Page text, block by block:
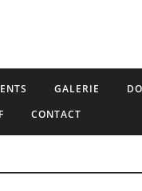
GALERIE
CONTACT